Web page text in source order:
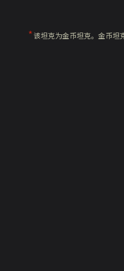
该坦克为金币坦克。金币坦